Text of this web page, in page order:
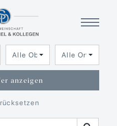
Alle ObjektartenAlle Orte
anzeigen